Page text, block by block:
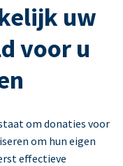
uw
voor u
om donaties voor
om hun eigen
effectieve